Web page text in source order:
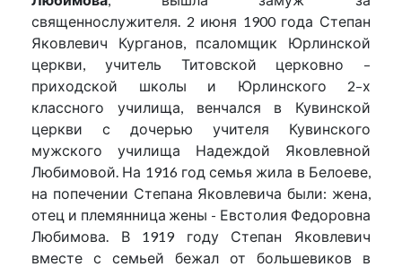
священнослужителя. 2 июня 1900 года Степан
Яковлевич Курганов, псаломщик Юрлинской
церкви, учитель Титовской церковно –
приходской школы и Юрлинского 2–х
классного училища, венчался в Кувинской
церкви с дочерью учителя Кувинского
мужского училища Надеждой Яковлевной
Любимовой. На 1916 год семья жила в Белоеве,
на попечении Степана Яковлевича были: жена,
отец и племянница жены - Евстолия Федоровна
Любимова. В 1919 году Степан Яковлевич
вместе с семьей бежал от большевиков в